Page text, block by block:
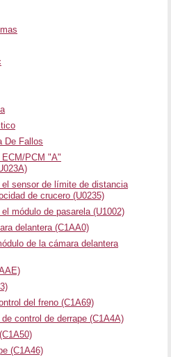
De Fallos
ECM/PCM "A"
sensor de límite de distancia
de crucero (U0235)
módulo de pasarela (U1002)
delantera (C1AA0)
de la cámara delantera
del freno (C1A69)
control de derrape (C1A4A)
(C1A46)